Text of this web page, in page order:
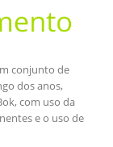
conjunto de
dos anos,
com uso da
e o uso de